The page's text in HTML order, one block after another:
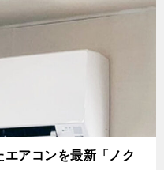
エアコンを最新「ノク